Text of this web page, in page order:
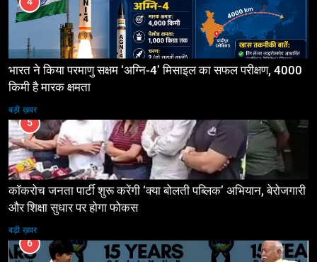
भारत ने किया परमाणु सक्षम ‘अग्नि-4’ मिसाइल का सफल परीक्षण, 4000
किमी है मारक क्षमता
बड़ी ख़बर
5
कॉकरोच जनता पार्टी शुरू करेंगी ‘क्या बोलती पब्लिक’ अभियान, बेरोजगारी
और शिक्षा सुधार पर होगा फोकस
बड़ी ख़बर
6